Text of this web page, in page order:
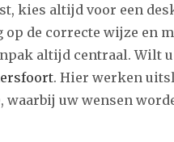
kies altijd voor een
de correcte wijze en
altijd centraal. Wilt
. Hier werken
uw wensen